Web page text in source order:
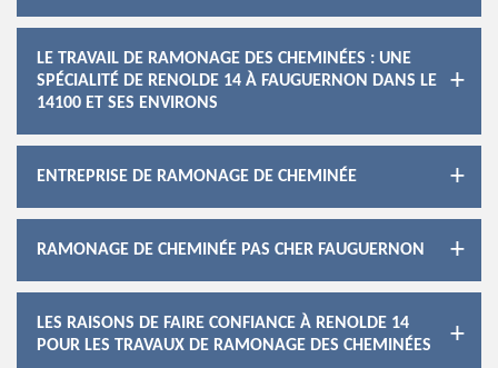
LE TRAVAIL DE RAMONAGE DES CHEMINÉES : UNE
SPÉCIALITÉ DE RENOLDE 14 À FAUGUERNON DANS LE
14100 ET SES ENVIRONS
ENTREPRISE DE RAMONAGE DE CHEMINÉE
RAMONAGE DE CHEMINÉE PAS CHER FAUGUERNON
LES RAISONS DE FAIRE CONFIANCE À RENOLDE 14
POUR LES TRAVAUX DE RAMONAGE DES CHEMINÉES